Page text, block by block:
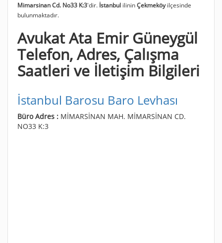
Mimarsinan Cd. No33 K:3'dir. İstanbul ilininÇekmeköyilçesinde
bulunmaktadır.
Avukat Ata Emir Güneygül
Telefon, Adres, Çalışma
Saatleri ve İletişim Bilgileri
İstanbul Barosu Baro Levhası
Büro Adres : MİMARSİNAN MAH. MİMARSİNAN CD.
NO33 K:3